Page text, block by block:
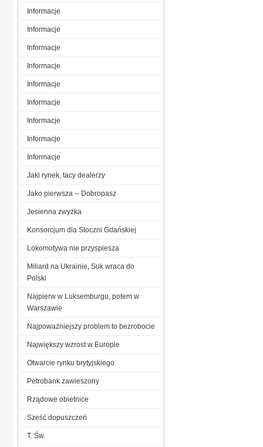
Informacje
Informacje
Informacje
Informacje
Informacje
Informacje
Informacje
Informacje
Informacje
Jaki rynek, tacy dealerzy
Jako pierwsza -- Dobropasz
Jesienna zwyżka
Konsorcjum dla Stoczni Gdańskiej
Lokomotywa nie przyspiesza
Miliard na Ukrainie, Suk wraca do
Polski
Najpierw w Luksemburgu, potem w
Warszawie
Najpoważniejszy problem to bezrobocie
Największy wzrost w Europie
Otwarcie rynku brytyjskiego
Petrobank zawieszony
Rządowe obietnice
Sześć dopuszczeń
T. Św.